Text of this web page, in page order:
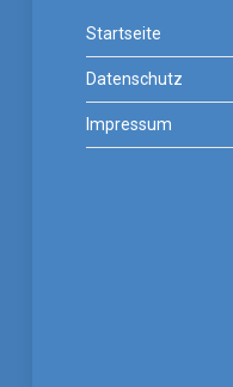
Startseite
Datenschutz
Impressum